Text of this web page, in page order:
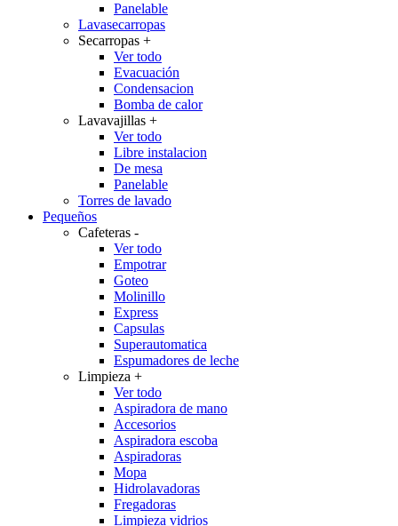
Panelable
Lavasecarropas
Secarropas +
Ver todo
Evacuación
Condensacion
Bomba de calor
Lavavajillas +
Ver todo
Libre instalacion
De mesa
Panelable
Torres de lavado
Pequeños
Cafeteras -
Ver todo
Empotrar
Goteo
Molinillo
Express
Capsulas
Superautomatica
Espumadores de leche
Limpieza +
Ver todo
Aspiradora de mano
Accesorios
Aspiradora escoba
Aspiradoras
Mopa
Hidrolavadoras
Fregadoras
Limpieza vidrios